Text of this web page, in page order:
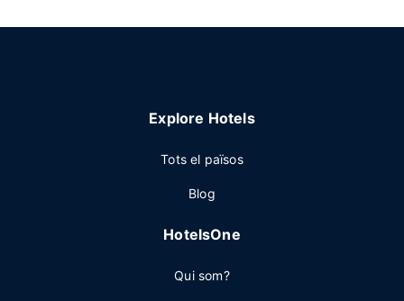
Explore Hotels
Tots el països
Blog
HotelsOne
Qui som?